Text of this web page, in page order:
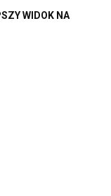
WIDOK NA